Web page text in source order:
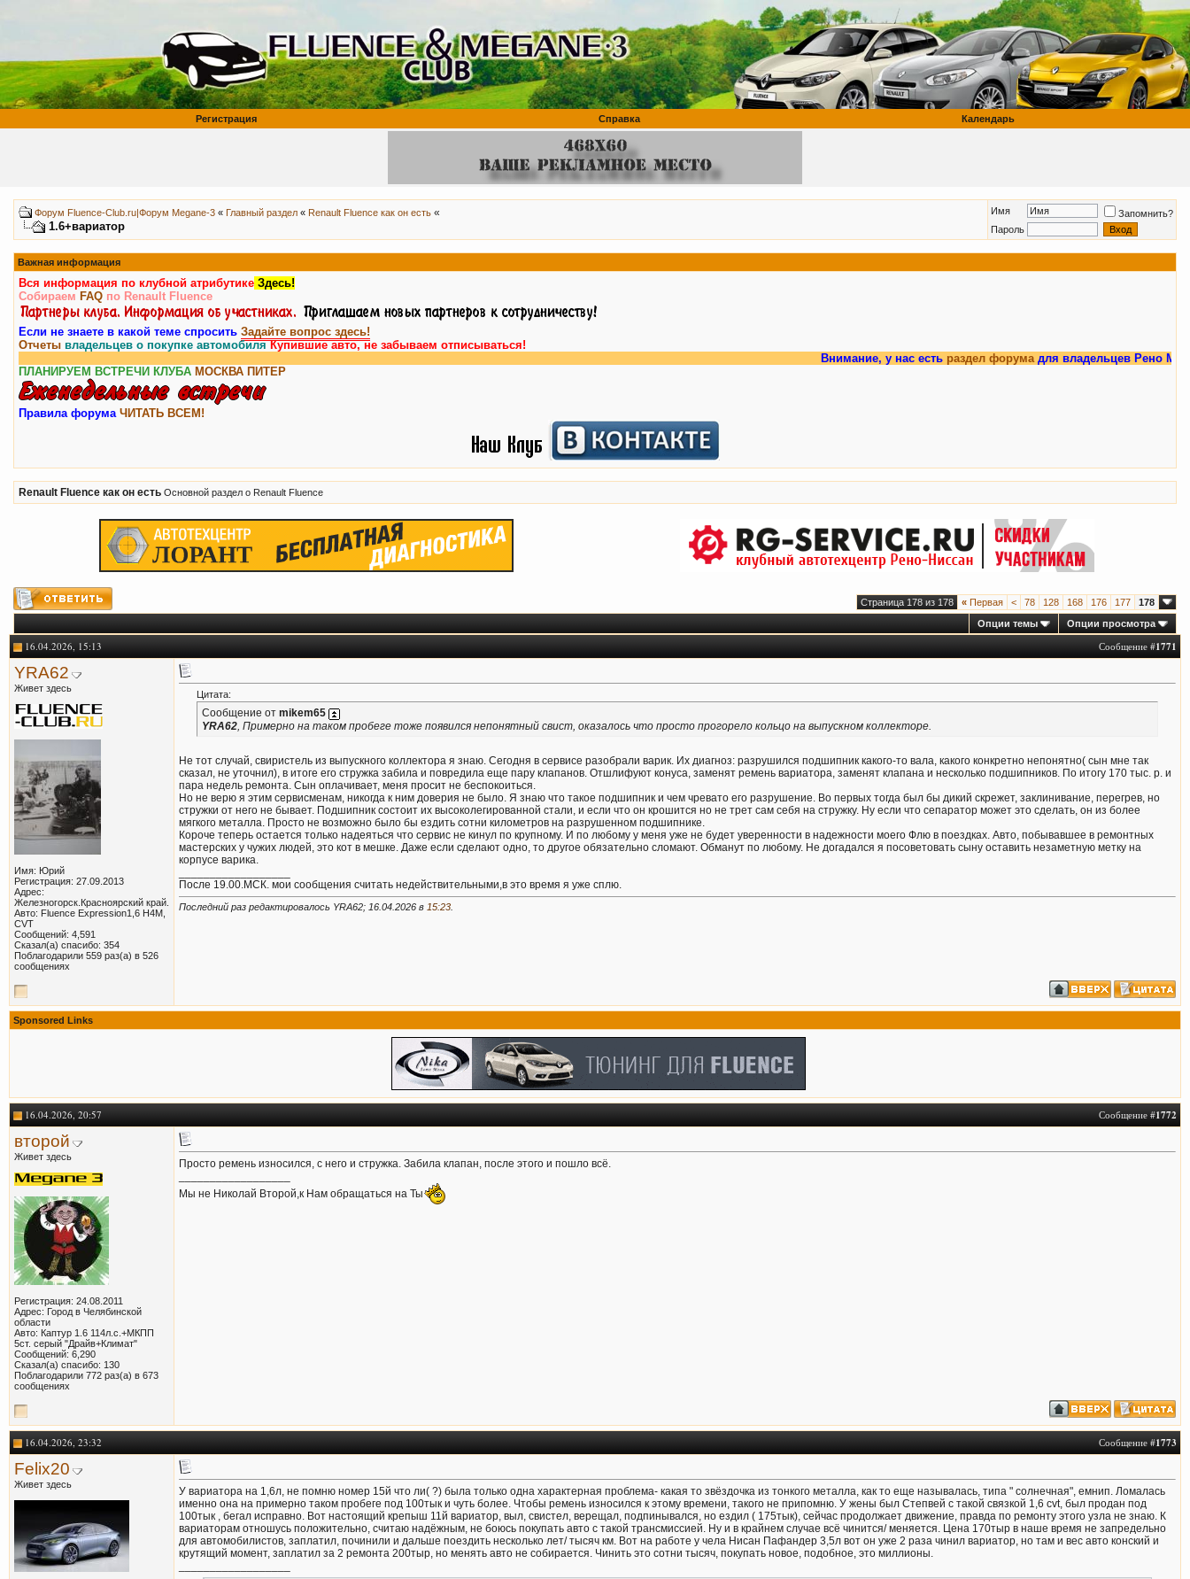
Регистрация Справка Календарь
Форум Fluence-Club.ru|Форум Megane-3 « Главный раздел « Renault Fluence как он есть «
1.6+вариатор
Имя
Запомнить?
Пароль
Важная информация
Вся информация по клубной атрибутике Здесь!
Собираем FAQ по Renault Fluence
Если не знаете в какой теме спросить Задайте вопрос здесь!
Отчеты владельцев о покупке автомобиляКупившие авто, не забываем отписываться!
Внимание, у нас естьраздел форумадля владельцев Рено Меган 3.
ПЛАНИРУЕМ ВСТРЕЧИ КЛУБА МОСКВА ПИТЕР
Правила форума ЧИТАТЬ ВСЕМ!
Renault Fluence как он есть Основной раздел о Renault Fluence
Страница 178 из 178 « Первая < 78 128 168 176 177
178
Опции темы
Опции просмотра
16.04.2026, 15:13 Сообщение #1771
YRA62
Живет здесь
Имя: Юрий
Регистрация: 27.09.2013
Адрес:
Железногорск.Красноярский край.
Авто: Fluence Expression1,6 Н4М,
CVT
Сообщений: 4,591
Сказал(а) спасибо: 354
Поблагодарили 559 раз(а) в 526
сообщениях
Цитата:
Сообщение от mikem65
YRA62 , Примерно на таком пробеге тоже появился непонятный свист, оказалось что просто прогорело кольцо на выпускном коллекторе.
Не тот случай, свиристель из выпускного коллектора я знаю. Сегодня в сервисе разобрали варик. Их диагноз: разрушился подшипник какого-то вала, какого конкретно непонятно( сын мне так
сказал, не уточнил), в итоге его стружка забила и повредила еще пару клапанов. Отшлифуют конуса, заменят ремень вариатора, заменят клапана и несколько подшипников. По итогу 170 тыс. р. и
пара недель ремонта. Сын оплачивает, меня просит не беспокоиться.
Но не верю я этим сервисменам, никогда к ним доверия не было. Я знаю что такое подшипник и чем чревато его разрушение. Во первых тогда был бы дикий скрежет, заклинивание, перегрев, но
стружки от него не бывает. Подшипник состоит их высоколегированной стали, и если что он крошится но не трет сам себя на стружку. Ну если что сепаратор может это сделать, он из более
мягкого металла. Просто не возможно было бы ездить сотни километров на разрушенном подшипнике.
Короче теперь остается только надеяться что сервис не кинул по крупному. И по любому у меня уже не будет уверенности в надежности моего Флю в поездках. Авто, побывавшее в ремонтных
мастерских у чужих людей, это кот в мешке. Даже если сделают одно, то другое обязательно сломают. Обманут по любому. Не догадался я посоветовать сыну оставить незаметную метку на
корпусе варика.
После 19.00.МСК. мои сообщения считать недействительными,в это время я уже сплю.
Последний раз редактировалось YRA62; 16.04.2026 в 15:23
Sponsored Links
16.04.2026, 20:57 Сообщение #1772
второй
Живет здесь
Регистрация: 24.08.2011
Адрес: Город в Челябинской
области
Авто: Каптур 1.6 114л.с.+МКПП
5ст. серый "Драйв+Климат"
Сообщений: 6,290
Сказал(а) спасибо: 130
Поблагодарили 772 раз(а) в 673
сообщениях
Просто ремень износился, с него и стружка. Забила клапан, после этого и пошло всё.
Мы не Николай Второй,к Нам обращаться на Ты
16.04.2026, 23:32 Сообщение #1773
Felix20
Живет здесь
У вариатора на 1,6л, не помню номер 15й что ли( ?) была только одна характерная проблема- какая то звёздочка из тонкого металла, как то еще называлась, типа " солнечная", емнип. Ломалась
именно она на примерно таком пробеге под 100тык и чуть более. Чтобы ремень износился к этому времени, такого не припомню. У жены был Степвей с такой связкой 1,6 cvt, был продан под
100тык , бегал исправно. Вот настоящий крепыш 11й вариатор, выл, свистел, верещал, подпинывался, но ездил ( 175тык), сейчас продолжает движение, правда по ремонту этого узла не знаю. К
вариаторам отношусь положительно, считаю надёжным, не боюсь покупать авто с такой трансмиссией. Ну и в крайнем случае всё чинится/ меняется. Цена 170тыр в наше время не запредельно
для автомобилистов, заплатил, починили и дальше поездить несколько лет/ тысяч км. Вот на работе у чела Нисан Пафандер 3,5л вот он уже 2 раза чинил вариатор, но там и вес авто конский и
крутящий момент, заплатил за 2 ремонта 200тыр, но менять авто не собирается. Чинить это сотни тысяч, покупать новое, подобное, это миллионы.